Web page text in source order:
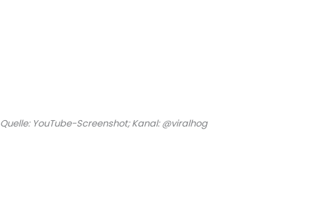
Quelle: YouTube-Screenshot; Kanal: @viralhog